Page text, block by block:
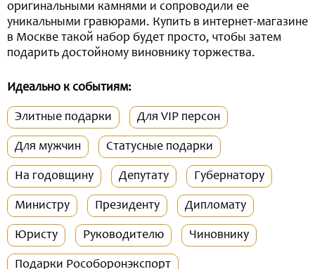
оригинальными камнями и сопроводили ее
уникальными гравюрами. Купить в интернет-магазине
в Москве такой набор будет просто, чтобы затем
подарить достойному виновнику торжества.
Идеально к событиям:
Элитные подарки Для VIP персон
Для мужчин Статусные подарки
На годовщину Депутату Губернатору
Министру Президенту Дипломату
Юристу Руководителю Чиновнику
Подарки Рособоронэкспорт